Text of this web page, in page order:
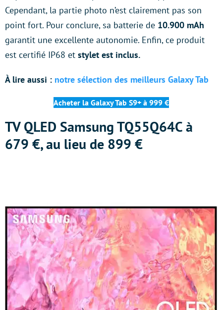
Cependant, la partie photo n’est clairement pas son
point fort. Pour conclure, sa batterie de 10.900 mAh
garantit une excellente autonomie. Enfin, ce produit
est certifié IP68 et stylet est inclus.
À lire aussi : notre sélection des meilleurs Galaxy Tab
Acheter la Galaxy Tab S9+ à 999 €
TV QLED Samsung TQ55Q64C à
679 €, au lieu de 899 €